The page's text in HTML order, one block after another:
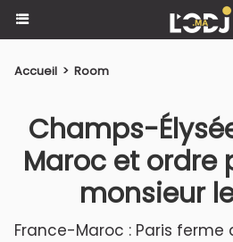
Accueil > Room
Champs-
Maroc et ordre
monsieur
France-Maroc : Paris ferme